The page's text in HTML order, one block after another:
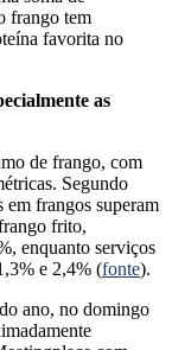
frango tem
favorita no
as
de frango, com
Segundo
em frangos superam
frito,
enquanto serviços
e 2,4% (fonte).
ano, no domingo